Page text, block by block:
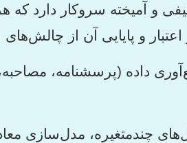
و آمیخته سروکار دارد که
و پایایی آن از
داده (پرسشنامه،
چندمتغیره، مدل‌سازی